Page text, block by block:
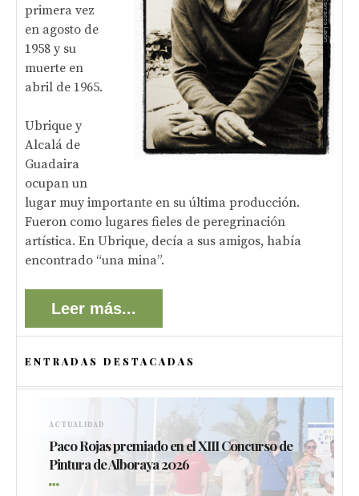
primera vez
en agosto de
1958 y su
muerte en
abril de 1965.
Ubrique y
Alcalá de
Guadaira
ocupan un
lugar muy importante en su última producción.
Fueron como lugares fieles de peregrinación
artística. En Ubrique, decía a sus amigos, había
encontrado “una mina”.
Leer más...
ENTRADAS DESTACADAS
ACTUALIDAD
Paco Rojas premiado en el XIII Concurso de
Pintura de Alboraya 2026